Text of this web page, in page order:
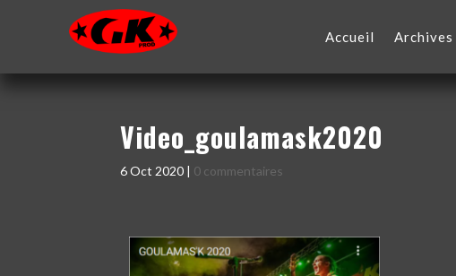
Accueil Archives
Video_goulamask2020
6 Oct 2020 | 0 commentaires